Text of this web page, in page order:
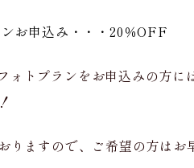
お申込み・・・20％OFF
トプランをお申込みの方に
ますので、ご希望の方はお